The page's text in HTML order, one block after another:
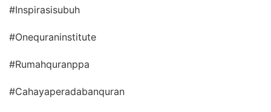
#Inspirasisubuh
#Onequraninstitute
#Rumahquranppa
#Cahayaperadabanquran